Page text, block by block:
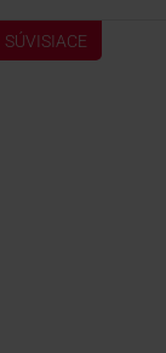
SÚVISIACE